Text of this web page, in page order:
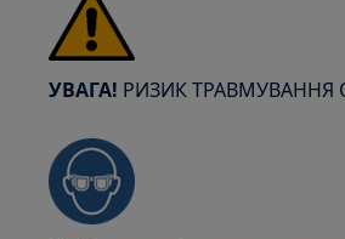
УВАГА! РИЗИК ТРАВМУВАННЯ